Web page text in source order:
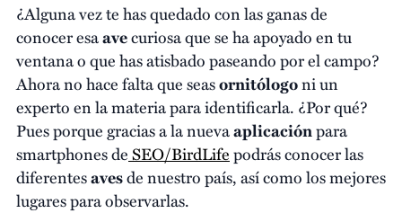
¿Alguna vez te has quedado con las ganas de
conocer esaavecuriosa que se ha apoyado en tu
ventana o que has atisbado paseando por el campo?
Ahora no hace falta que seasornitólogoni un
experto en la materia para identificarla. ¿Por qué?
Pues porque gracias a la nuevaaplicaciónpara
smartphones deSEO/BirdLifepodrás conocer las
diferentesavesde nuestro país, así como los mejores
lugares para observarlas.